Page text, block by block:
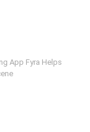
App Fyra Helps